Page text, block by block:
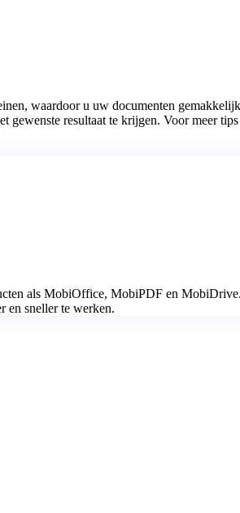
waardoor u uw documenten
resultaat te krijgen. Voor meer
als MobiOffice, MobiPDF en
en sneller te werken.